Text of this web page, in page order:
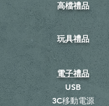
高檔禮品
玩具禮品
電子禮品
USB
3C移動電源